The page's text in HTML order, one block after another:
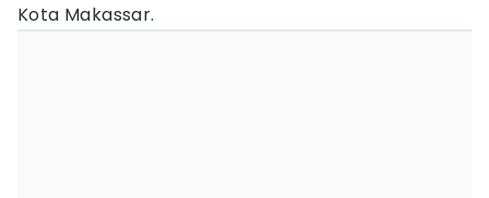
Kota Makassar.